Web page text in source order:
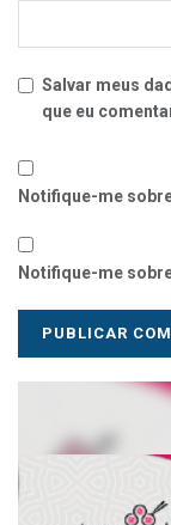
Salvar meus
que eu
Notifique-me
Notifique-me